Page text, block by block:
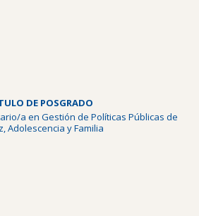
DE POSGRADO
a en Gestión de Políticas Públicas de
Adolescencia y Familia